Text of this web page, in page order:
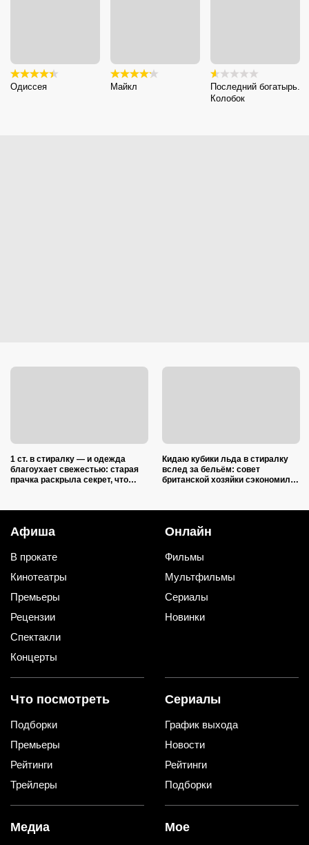
Одиссея Майкл
Последний богатырь.
Колобок
1 ст. в стиралку — и одежда
благоухает свежестью: старая
прачка раскрыла секрет, что
Кидаю кубики льда в стиралку
вслед за бельём: совет
британской хозяйки сэкономил
Афиша
В прокате
Кинотеатры
Премьеры
Рецензии
Спектакли
Концерты
Онлайн
Фильмы
Мультфильмы
Сериалы
Новинки
Что посмотреть
Подборки
Премьеры
Рейтинги
Трейлеры
Сериалы
График выхода
Новости
Рейтинги
Подборки
Медиа Мое